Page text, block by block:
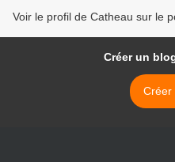
Voir le profil de Catheau sur le
Créer un
Créer